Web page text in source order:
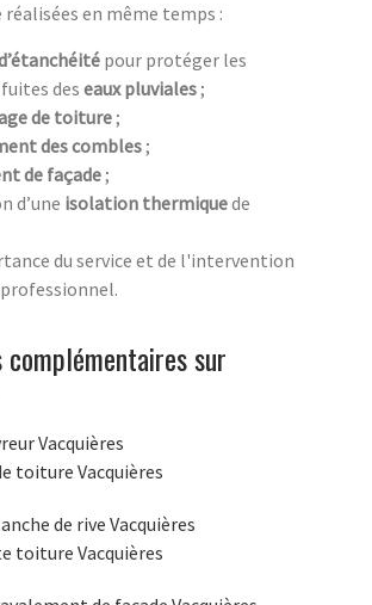
en même temps :
pour protéger les
des eaux pluviales;
de toiture;
des combles;
de façade;
d’une isolation thermiquede
du service et de l'intervention
sur
Vacquières
toiture Vacquières
de rive Vacquières
toiture Vacquières